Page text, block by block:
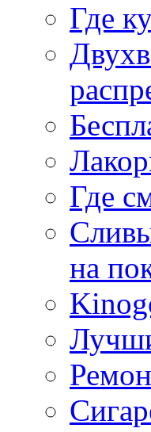
Где
Где
на